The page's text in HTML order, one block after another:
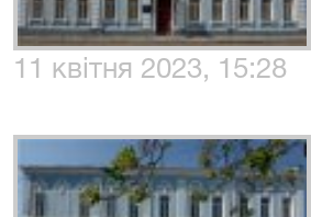
11 квітня 2023, 15:28